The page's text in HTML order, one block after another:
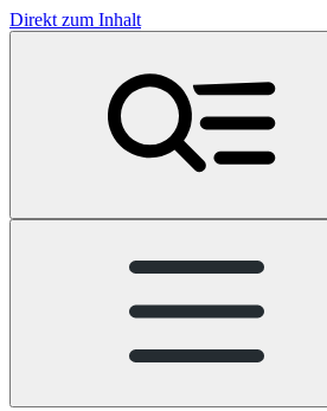
Direkt zum Inhalt